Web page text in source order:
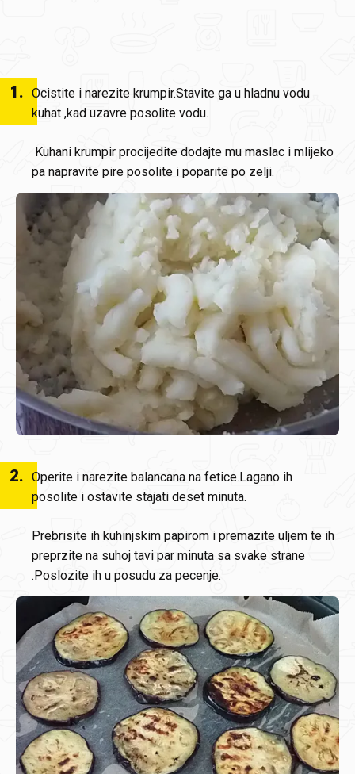
1. Ocistite i narezite krumpir.Stavite ga u hladnu vodu
kuhat ,kad uzavre posolite vodu.
Kuhani krumpir procijedite dodajte mu maslac i mlijeko
pa napravite pire posolite i poparite po zelji.
2. Operite i narezite balancana na fetice.Lagano ih
posolite i ostavite stajati deset minuta.
Prebrisite ih kuhinjskim papirom i premazite uljem te ih
preprzite na suhoj tavi par minuta sa svake strane
.Poslozite ih u posudu za pecenje.